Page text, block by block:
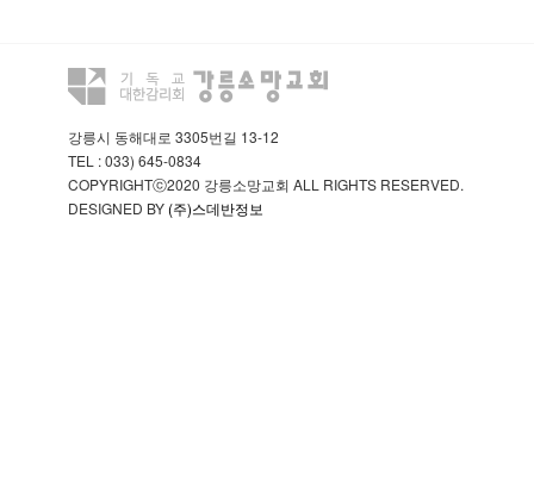
강릉시 동해대로 3305번길 13-12
TEL : 033) 645-0834
COPYRIGHTⓒ2020 강릉소망교회 ALL RIGHTS RESERVED.
DESIGNED BY (주)스데반정보